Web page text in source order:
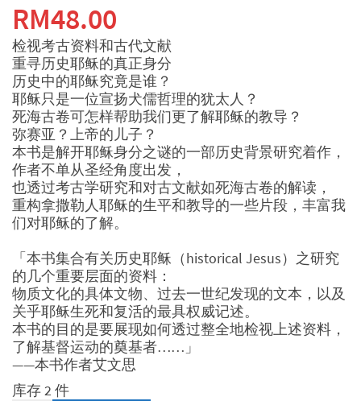
RM48.00
检视考古资料和古代文献
重寻历史耶稣的真正身分
历史中的耶稣究竟是谁？
耶稣只是一位宣扬犬儒哲理的犹太人？
死海古卷可怎样帮助我们更了解耶稣的教导？
弥赛亚？上帝的儿子？
本书是解开耶稣身分之谜的一部历史背景研究着作，
作者不单从圣经角度出发，
也透过考古学研究和对古文献如死海古卷的解读，
重构拿撒勒人耶稣的生平和教导的一些片段，丰富我
们对耶稣的了解。
「本书集合有关历史耶稣（historical Jesus）之研究
的几个重要层面的资料：
物质文化的具体文物、过去一世纪发现的文本，以及
关乎耶稣生死和复活的最具权威记述。
本书的目的是要展现如何透过整全地检视上述资料，
了解基督运动的奠基者……」
——本书作者艾文思
库存 2 件